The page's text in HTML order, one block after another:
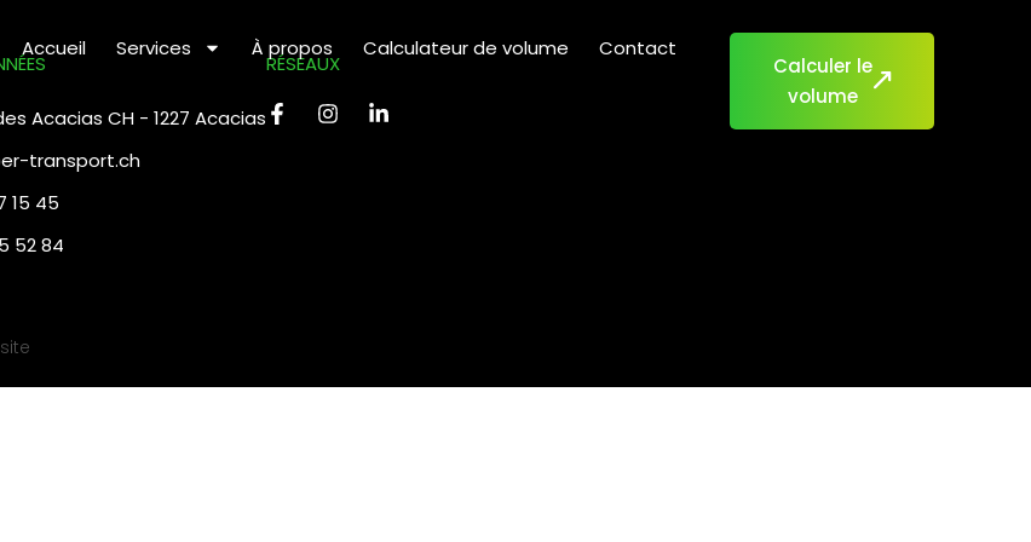
Accueil Services À propos Calculateur de volume Contact
Calculer le
volume
Acacias CH - 1227 Acacias
transport.ch
15 45
52 84
RÉSEAUX